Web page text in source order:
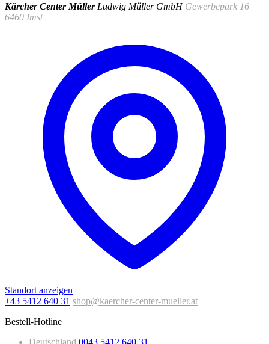
Kärcher Center Müller Ludwig Müller GmbH Gewerbepark 16
6460 Imst
Standort anzeigen
+43 5412 640 31 shop@kaercher-center-mueller.at
Bestell-Hotline
Deutschland 0043 5412 640 31